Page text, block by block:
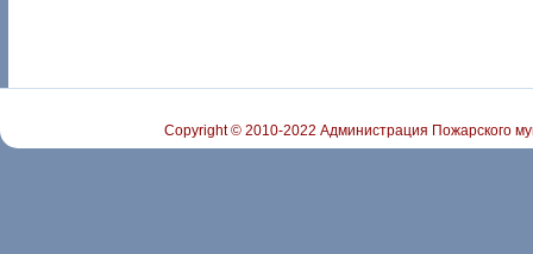
Copyright © 2010-2022 Администрация Пожарского